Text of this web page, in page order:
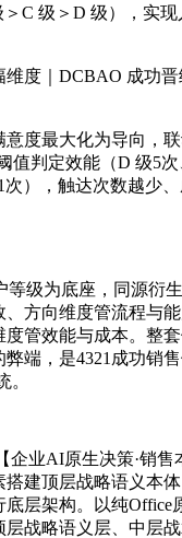
＞C 级＞D 级），实
维度｜DCBAO 成功
度最大化为导向，联
值判定效能（D 级5
次），触达次数越少
等级为底座，同源衍
、方向维度管流程与
管效能与成本。整
端，是4321成功销
。
企业AI原生决策·销售
搭建顶层战略语义本
底层架构。以纯Office
战略语义层、中层